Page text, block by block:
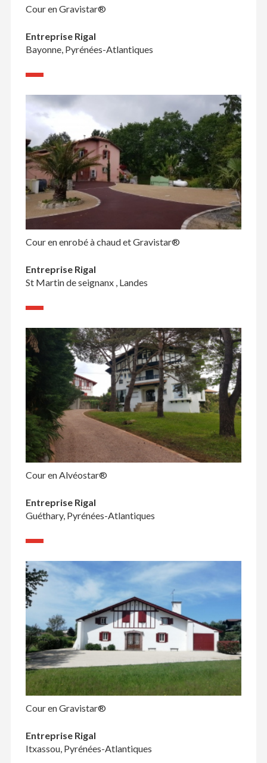
Cour en Gravistar®
Entreprise Rigal
Bayonne, Pyrénées-Atlantiques
Cour en enrobé à chaud et Gravistar®
Entreprise Rigal
St Martin de seignanx , Landes
Cour en Alvéostar®
Entreprise Rigal
Guéthary, Pyrénées-Atlantiques
Cour en Gravistar®
Entreprise Rigal
Itxassou, Pyrénées-Atlantiques